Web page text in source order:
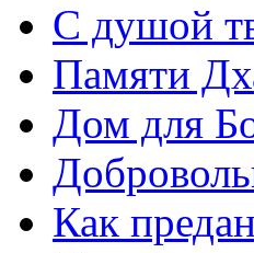
С душой
Памяти
Дом для
Как